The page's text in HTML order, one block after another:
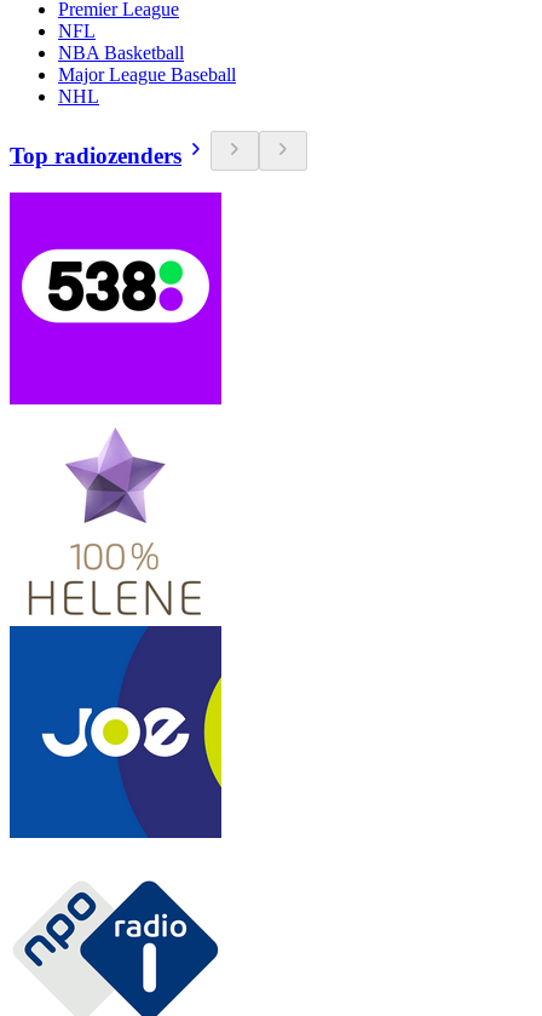
Premier League
NFL
NBA Basketball
Major League Baseball
NHL
Top radiozenders